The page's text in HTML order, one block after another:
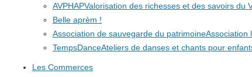
AVPHAPValorisation des richesses et des savoirs du
Belle aprèm !
Association de sauvegarde du patrimoineAssociation
TempsDanceAteliers de danses et chants pour
Les Commerces